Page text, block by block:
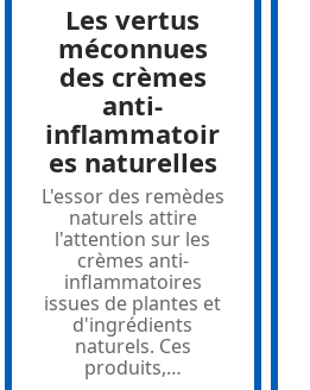
Les vertus
méconnues
des crèmes
anti-
inflammatoir
es naturelles
L'essor des remèdes
naturels attire
l'attention sur les
crèmes anti-
inflammatoires
issues de plantes et
d'ingrédients
naturels. Ces
produits,…